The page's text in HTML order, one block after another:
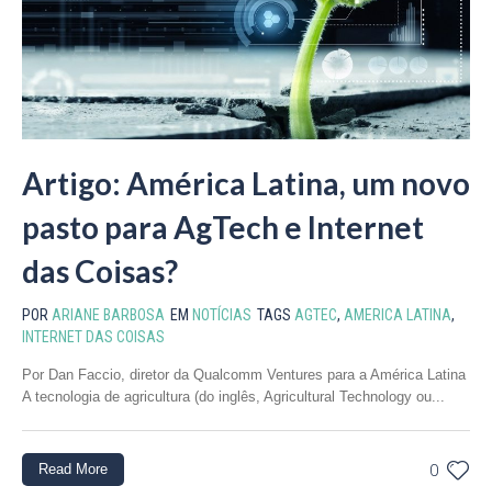
Artigo: América Latina, um novo
pasto para AgTech e Internet
das Coisas?
POR ARIANE BARBOSA EM NOTÍCIAS TAGS AGTEC, AMERICA LATINA,
INTERNET DAS COISAS
Por Dan Faccio, diretor da Qualcomm Ventures para a América Latina
A tecnologia de agricultura (do inglês, Agricultural Technology ou...
0
Read More